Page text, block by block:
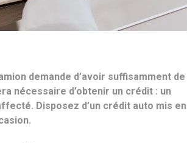
demande d’avoir suffisamment de
nécessaire d’obtenir un crédit : un
Disposez d’un crédit auto mis en